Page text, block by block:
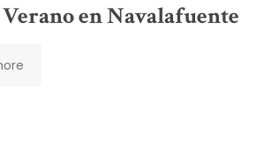
en Navalafuente